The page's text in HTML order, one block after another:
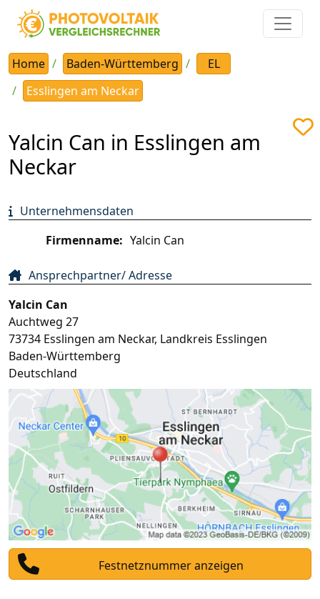
Home Baden-Württemberg
EL
Esslingen am Neckar
Yalcin Can in Esslingen am
Neckar
Unternehmensdaten
Firmenname: Yalcin Can
Ansprechpartner/ Adresse
Yalcin Can
Auchtweg 27
73734 Esslingen am Neckar, Landkreis Esslingen
Baden-Württemberg
Deutschland
Festnetznummer anzeigen